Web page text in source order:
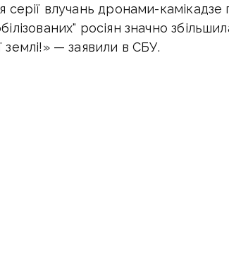
серії влучань дронами-камікадзе
росіян значно
землі!» — заявили в СБУ.